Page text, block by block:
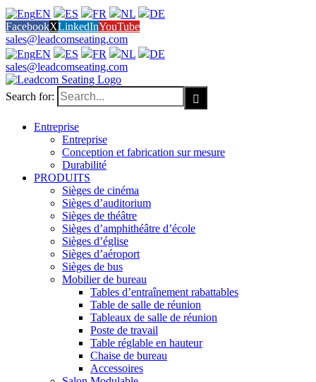
EN ES FR NL
DE
FacebookXLinkedInYouTube
sales@leadcomseating.com
EN
ES FR NL
DE
sales@leadcomseating.com
Search for:
Entreprise
Entreprise
Conception et fabrication sur mesure
Durabilité
PRODUITS
Sièges de cinéma
Sièges d’auditorium
Sièges de théâtre
Sièges d’amphithéâtre d’école
Sièges d’église
Sièges d’aéroport
Sièges de bus
Mobilier de bureau
Tables d’entraînement rabattables
Table de salle de réunion
Tableaux de salle de réunion
Poste de travail
Table réglable en hauteur
Chaise de bureau
Accessoires